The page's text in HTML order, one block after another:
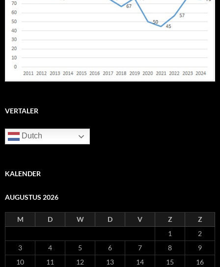
VERTALER
Dutch
KALENDER
AUGUSTUS 2026
M D W D V Z
Z
1
2
3
4 5 6 7 8
9
10
11 12 13 14 15
16